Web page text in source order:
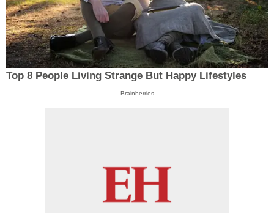
Top 8 People Living Strange But Happy Lifestyles
Brainberries